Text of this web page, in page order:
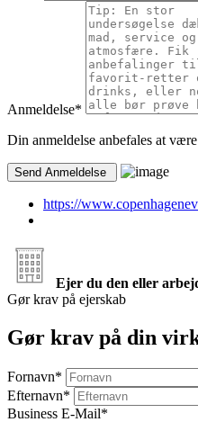
Anmeldelse*
Din anmeldelse anbefales at
https://
Ejer du den eller
Gør krav på ejerskab
Gør krav på din
Fornavn*
Efternavn*
Business E-Mail*